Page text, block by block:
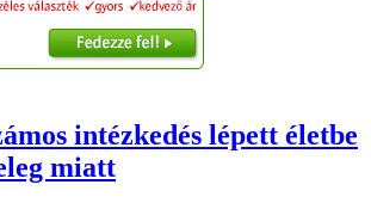
intézkedés lépett életbe
miatt